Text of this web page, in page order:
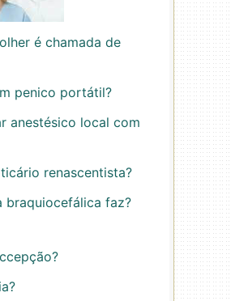
é chamada de
penico portátil?
anestésico local com
renascentista?
braquiocefálica faz?